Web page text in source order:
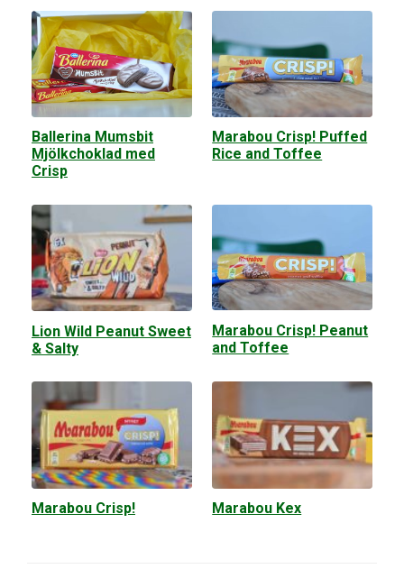
Ballerina Mumsbit
Mjölkchoklad med
Crisp
Marabou Crisp! Puffed
Rice and Toffee
Lion Wild Peanut Sweet
& Salty
Marabou Crisp! Peanut
and Toffee
Marabou Crisp! Marabou Kex